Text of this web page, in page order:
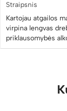
Straipsnis
Kartojau atgailos
virpina lengvas
priklausomybės